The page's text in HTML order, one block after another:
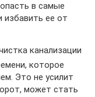
в самые
избавить ее от
канализации
которое
Это не усилит
может стать